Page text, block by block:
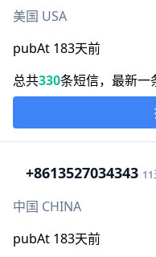
美国 USA
pubAt 183天前
总共330条短信，最新一
+8613527034343 11
中国 CHINA
pubAt 183天前